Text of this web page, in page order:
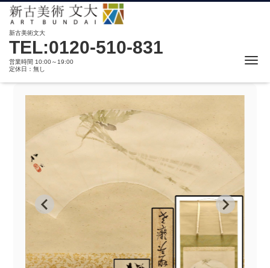
新古美術文大
TEL:0120-510-831
営業時間 10:00～19:00
定休日：無し